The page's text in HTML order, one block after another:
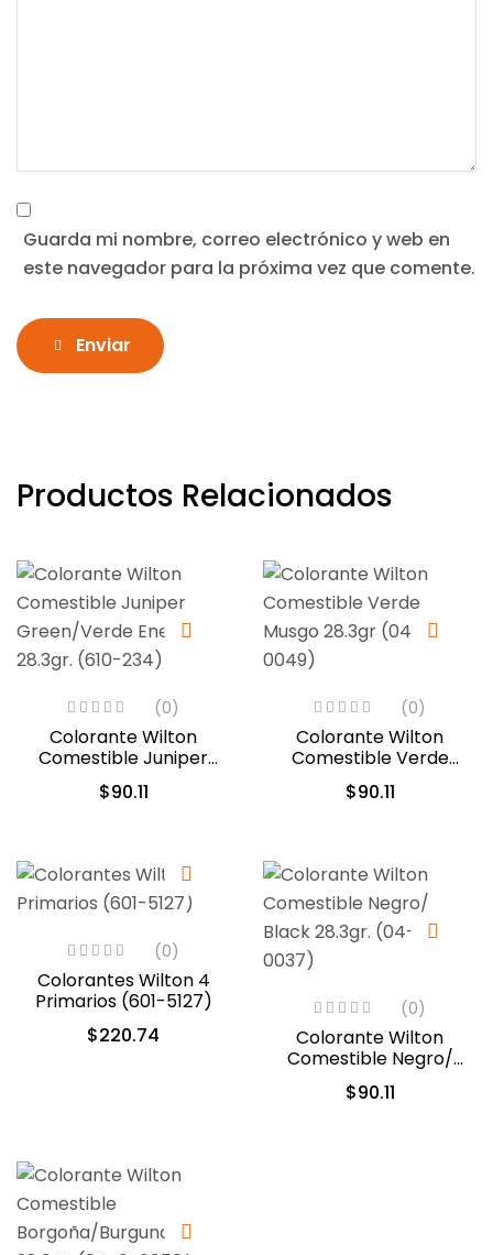
Guarda mi nombre, correo electrónico y web en
este navegador para la próxima vez que comente.
Enviar
Productos Relacionados
(0)
Colorante Wilton
Comestible Juniper
Green/Verde Enebro
28.3gr. (610-234)
$90.11
(0)
Colorante Wilton
Comestible Verde
Musgo 28.3gr (04-0-
0049)
$90.11
(0)
Colorantes Wilton 4
Primarios (601-5127)
$220.74
(0)
Colorante Wilton
Comestible Negro/
Black 28.3gr. (04-0-
0037)
$90.11